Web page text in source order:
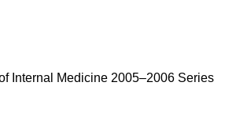
Internal Medicine 2005–2006 Series